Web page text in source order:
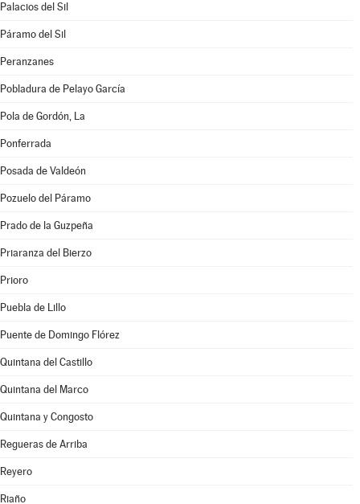
Palacios del Sil
Páramo del Sil
Peranzanes
Pobladura de Pelayo García
Pola de Gordón, La
Ponferrada
Posada de Valdeón
Pozuelo del Páramo
Prado de la Guzpeña
Priaranza del Bierzo
Prioro
Puebla de Lillo
Puente de Domingo Flórez
Quintana del Castillo
Quintana del Marco
Quintana y Congosto
Regueras de Arriba
Reyero
Riaño